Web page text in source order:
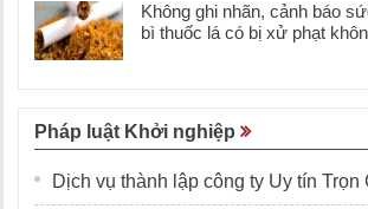
Không ghi nhãn, cảnh báo
bì thuốc lá có bị xử phạt
Pháp luật Khởi nghiệp
Dịch vụ thành lập công ty Uy tín Trọn